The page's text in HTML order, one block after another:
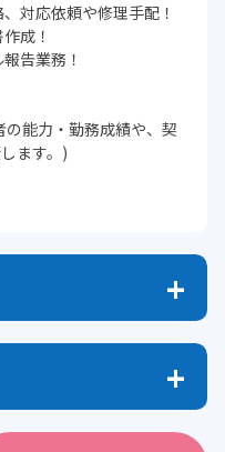
対応依頼や修理手配！
成！
告業務！
能力・勤務成績や、契
ます。)